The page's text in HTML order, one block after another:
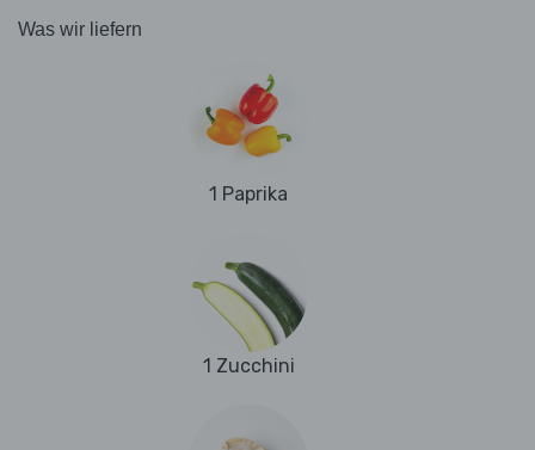
Was wir liefern
1 Paprika
1 Zucchini